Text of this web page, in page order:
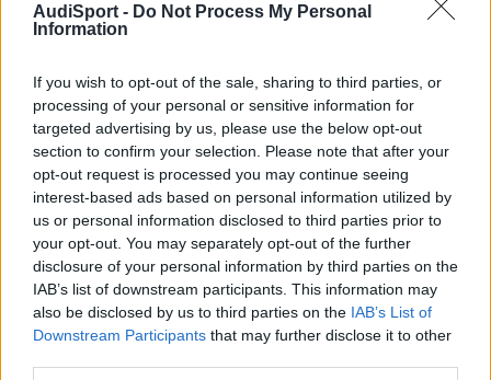
AudiSport - Do Not Process My Personal
Information
If you wish to opt-out of the sale, sharing to third parties, or
processing of your personal or sensitive information for
targeted advertising by us, please use the below opt-out
section to confirm your selection. Please note that after your
opt-out request is processed you may continue seeing
interest-based ads based on personal information utilized by
us or personal information disclosed to third parties prior to
your opt-out. You may separately opt-out of the further
disclosure of your personal information by third parties on the
IAB’s list of downstream participants. This information may
also be disclosed by us to third parties on the IAB’s List of
Downstream Participants that may further disclose it to other
A4 B7, para modelo
Ya que el anillo del Airbag y el Slms no son compatibles con el
que lleva de serie...
Gracias por adelantado
salu2
29 de Agosto del 2010por bolpini
Responder